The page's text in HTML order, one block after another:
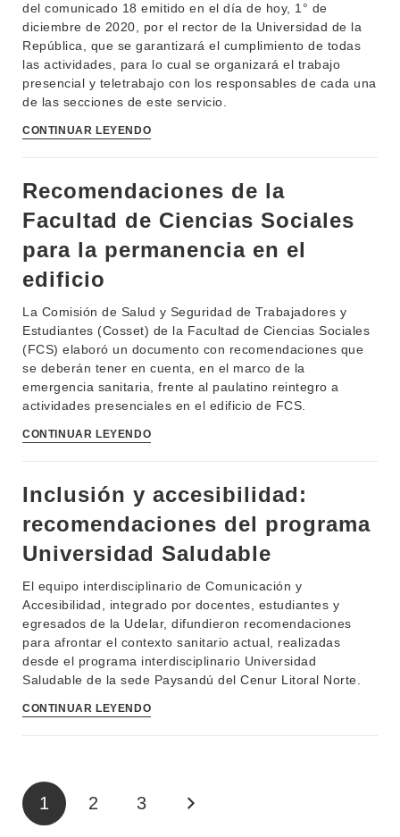
del comunicado 18 emitido en el día de hoy, 1° de
diciembre de 2020, por el rector de la Universidad de la
República, que se garantizará el cumplimiento de todas
las actividades, para lo cual se organizará el trabajo
presencial y teletrabajo con los responsables de cada una
de las secciones de este servicio.
CONTINUAR LEYENDO
Recomendaciones de la
Facultad de Ciencias Sociales
para la permanencia en el
edificio
La Comisión de Salud y Seguridad de Trabajadores y
Estudiantes (Cosset) de la Facultad de Ciencias Sociales
(FCS) elaboró un documento con recomendaciones que
se deberán tener en cuenta, en el marco de la
emergencia sanitaria, frente al paulatino reintegro a
actividades presenciales en el edificio de FCS.
CONTINUAR LEYENDO
Inclusión y accesibilidad:
recomendaciones del programa
Universidad Saludable
El equipo interdisciplinario de Comunicación y
Accesibilidad, integrado por docentes, estudiantes y
egresados de la Udelar, difundieron recomendaciones
para afrontar el contexto sanitario actual, realizadas
desde el programa interdisciplinario Universidad
Saludable de la sede Paysandú del Cenur Litoral Norte.
CONTINUAR LEYENDO
1 2 3